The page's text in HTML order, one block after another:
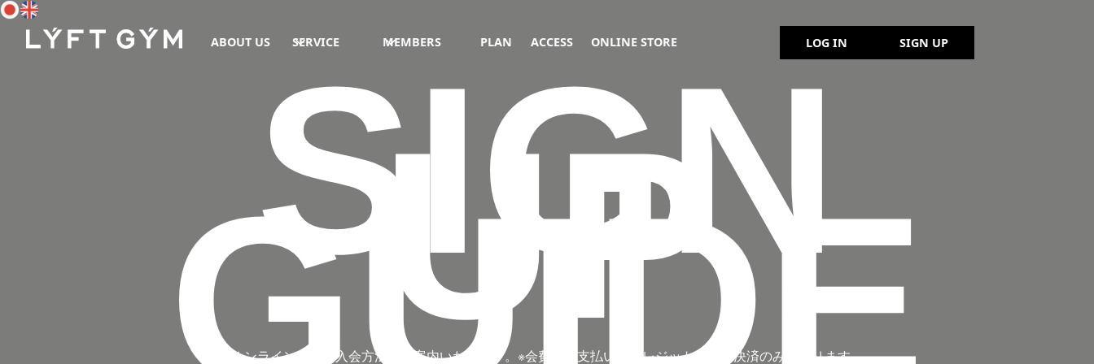
ABOUT US SERVICE MEMBERS PLAN ACCESS ONLINE STORE LOG IN SIGN UP
SIGN
UP
GUIDE
オンラインでのご入会方法をご案内いたします。※会費のお支払いはクレジットカード決済のみとなります。